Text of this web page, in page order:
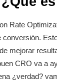
Rate
conversión.
mejorar
CRO va a
¿verdad?